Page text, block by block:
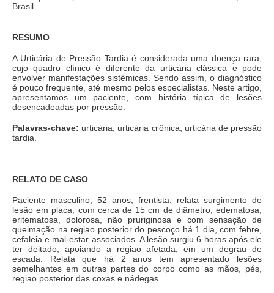
Brasil.
RESUMO
A Urticária de Pressão Tardia é considerada uma doença rara,
cujo quadro clínico é diferente da urticária clássica e pode
envolver manifestações sistêmicas. Sendo assim, o diagnóstico
é pouco frequente, até mesmo pelos especialistas. Neste artigo,
apresentamos um paciente, com história típica de lesões
desencadeadas por pressão.
Palavras-chave: urticária, urticária crônica, urticária de pressão
tardia.
RELATO DE CASO
Paciente masculino, 52 anos, frentista, relata surgimento de
lesão em placa, com cerca de 15 cm de diâmetro, edematosa,
eritematosa, dolorosa, não pruriginosa e com sensação de
queimação na regiao posterior do pescoço há 1 dia, com febre,
cefaleia e mal-estar associados. A lesão surgiu 6 horas após ele
ter deitado, apoiando a regiao afetada, em um degrau de
escada. Relata que há 2 anos tem apresentado lesões
semelhantes em outras partes do corpo como as mãos, pés,
regiao posterior das coxas e nádegas.